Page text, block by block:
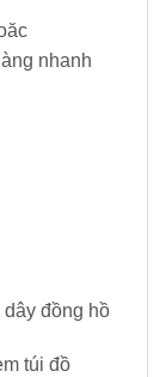
nhanh
dây đồng hồ
túi đồ